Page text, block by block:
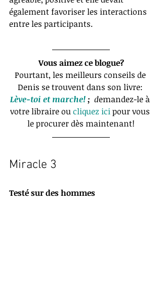
également favoriser les interactions
entre les participants.
Vous aimez ce blogue?
Pourtant, les meilleurs conseils de
Denis se trouvent dans son livre:
Lève-toi et marche! ;
  d
emandez-le à
votre libraire ou cliquez ici pour vous
le procurer dès maintenant!
Miracle 3
Testé sur des hommes